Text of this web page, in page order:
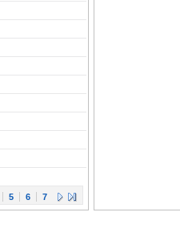
5 6 7